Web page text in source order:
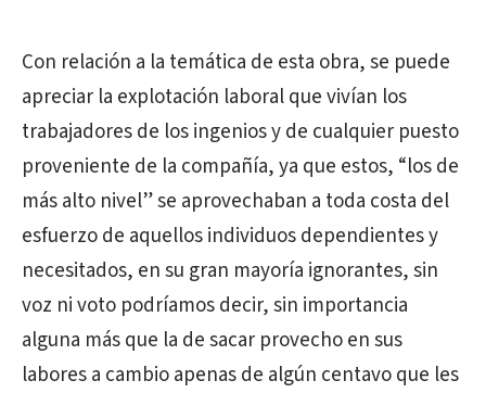
Con relación a la temática de esta obra, se puede
apreciar la explotación laboral que vivían los
trabajadores de los ingenios y de cualquier puesto
proveniente de la compañía, ya que estos, “los de
más alto nivel” se aprovechaban a toda costa del
esfuerzo de aquellos individuos dependientes y
necesitados, en su gran mayoría ignorantes, sin
voz ni voto podríamos decir, sin importancia
alguna más que la de sacar provecho en sus
labores a cambio apenas de algún centavo que les